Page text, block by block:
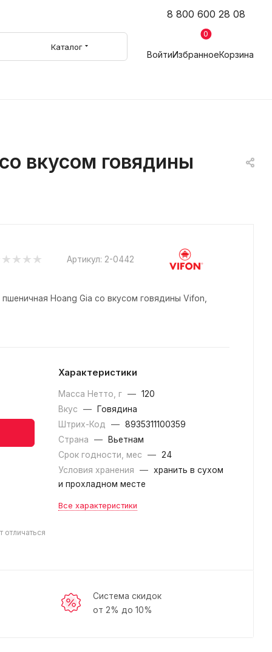
8 800 600 28 08
Каталог
ВойтиИзбранное
0
Корзина
вкусом говядины
Артикул: 2-0442
Hoang Gia со вкусом говядины Vifon,
Характеристики
Масса Нетто, г — 120
Вкус
—
Говядина
Штрих-Код
— 8935311100359
Страна
—
Вьетнам
Срок годности, мес
— 24
Условия хранения
— хранить в сухом
и прохладном месте
Все характеристики
Система скидок
от 2% до 10%